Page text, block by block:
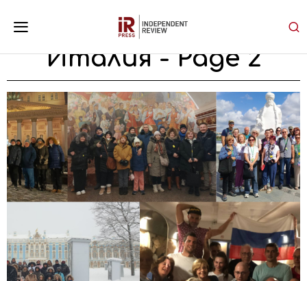
Италия- Page 2